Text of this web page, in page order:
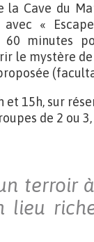
Cave du
avec «
60 minutes
le mystère
et 15h, sur
de 2 ou
terroir
lieu